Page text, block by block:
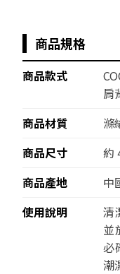
商品規格
商品款式
肩
商品材質
滌
商品尺寸
約
商品產地
中
使用說明
清
並
必
潮